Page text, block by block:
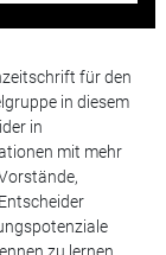
für den
in diesem
in
mit mehr